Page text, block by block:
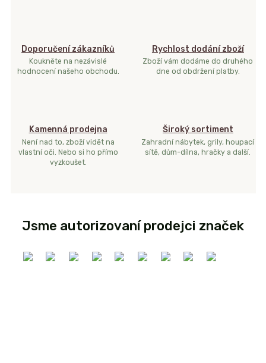
Doporučení zákazníků
Koukněte na nezávislé
hodnocení našeho obchodu.
Rychlost dodání zboží
Zboží vám dodáme do druhého
dne od obdržení platby.
Kamenná prodejna
Není nad to, zboží vidět na
vlastní oči. Nebo si ho přímo
vyzkoušet.
Široký sortiment
Zahradní nábytek, grily, houpací
sítě, dům-dílna, hračky a další.
Jsme autorizovaní prodejci značek